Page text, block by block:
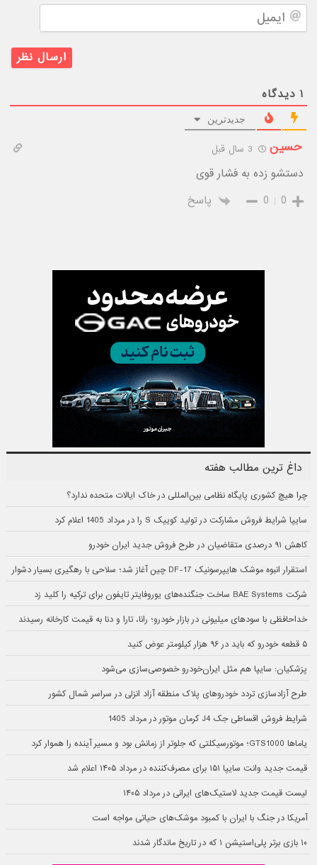
۱ دیدگاه
جدیدترین
حسین
دستشو زده به فشار قوی
0
0 پاسخ
داغ ترین مطالب هفته
چرا هیچ کشوری پایگاه نظامی بین‌المللی در خاک ایالات متحده ندارد؟
سایپا شرایط فروش مشارکت در تولید کوییک S را در مرداد 1405 اعلام کرد
کاهش ۹۱ درصدی متقاضیان در طرح فروش جدید ایران خودرو
استقرار انبوه موشک هایپرسونیک DF-17 چین آغاز شد؛ سلاحی با رهگیری بسیار دشوار
شرکت BAE Systems ساخت جنگنده‌های یوروفایتر تایفون برای ترکیه را کلید زد
خداحافظی با سودهای میلیونی در بازار خودرو؛ رانا، تارا و دنا به قیمت کارخانه رسیدند
۵ قطعه خودرو که باید در ۹۶ هزار کیلومتر عوض کنید
پزشکیان: سایپا هم مثل ایران‌خودرو خصوصی‌سازی می‌شود
طرح آزادسازی تردد خودروهای پلاک منطقه آزاد انزلی در سراسر شمال کشور
شرایط فروش اقساطی جک J4 کرمان موتور در مرداد 1405
یاماها GTS1000؛ موتورسیکلتی که جلوتر از زمانش بود و مسیر آینده را هموار کرد
قیمت جدید وانت سایپا ۱۵۱ برای مصرف‌کننده در مرداد ۱۴۰۵ اعلام شد
لیست قیمت جدید لاستیک‌های ایرانی در مرداد ۱۴۰۵
آمریکا در جنگ با ایران با کمبود موشک‌های حیاتی مواجه است
۱۰ بازی برتر پلی‌استیشن ۱ که در تاریخ ماندگار شدند